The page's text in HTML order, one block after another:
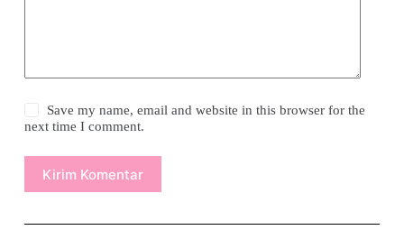
Save my name, email and website in this browser for the
next time I comment.
Kirim Komentar